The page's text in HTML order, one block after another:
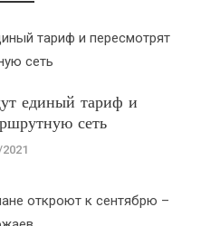
единый тариф и
сеть